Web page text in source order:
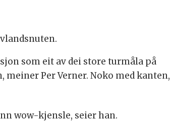
som eit av dei store turmåla på
Per Verner. Noko med kanten,
wow-kjensle, seier han.